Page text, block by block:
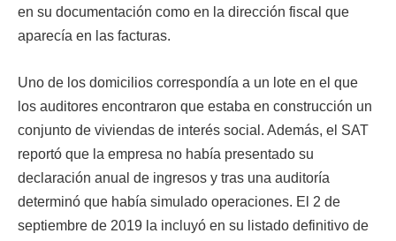
en su documentación como en la dirección fiscal que
aparecía en las facturas.
Uno de los domicilios correspondía a un lote en el que
los auditores encontraron que estaba en construcción un
conjunto de viviendas de interés social. Además, el SAT
reportó que la empresa no había presentado su
declaración anual de ingresos y tras una auditoría
determinó que había simulado operaciones. El 2 de
septiembre de 2019 la incluyó en su listado definitivo de